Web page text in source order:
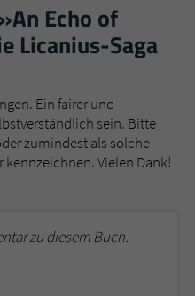
Echo of
Licanius-Saga
Ein fairer und
sein. Bitte
zumindest als solche
Vielen Dank!
zu diesem Buch.